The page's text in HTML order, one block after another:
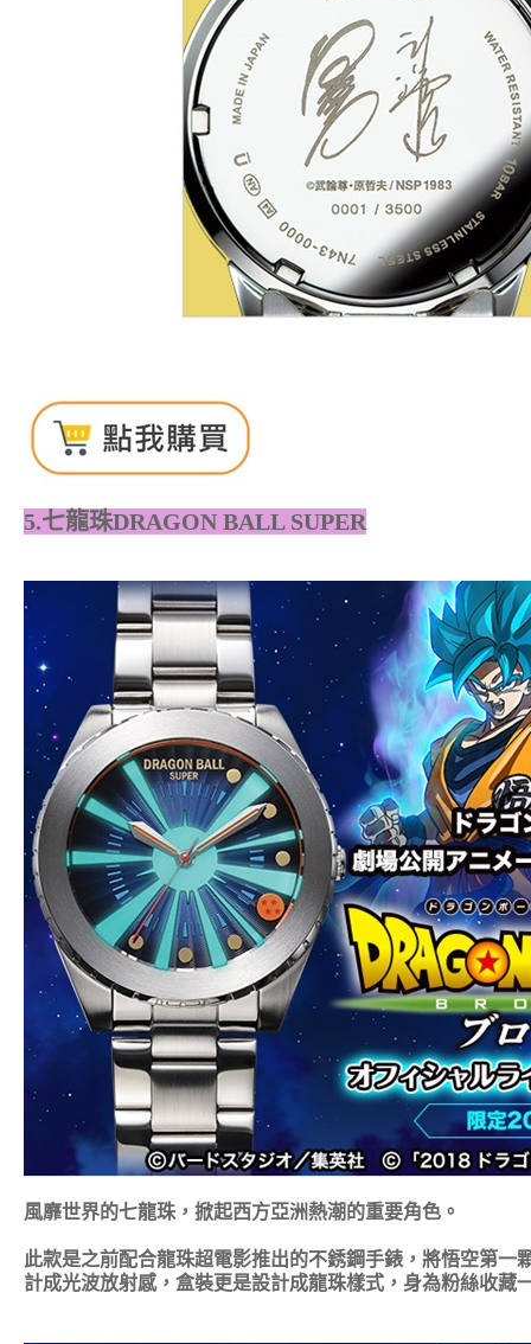
5.七龍珠DRAGON BALL SUPER
風靡世界的七龍珠，掀起西方亞洲熱潮的重要角色。
此款是之前配合龍珠超電影推出的不銹鋼手錶，將悟空第一
計成光波放射感，盒裝更是設計成龍珠樣式，身為粉絲收藏